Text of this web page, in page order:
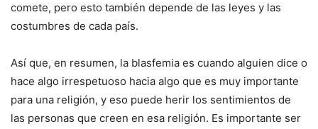
comete, pero esto también depende de las leyes y las
costumbres de cada país.
Así que, en resumen, la blasfemia es cuando alguien dice o
hace algo irrespetuoso hacia algo que es muy importante
para una religión, y eso puede herir los sentimientos de
las personas que creen en esa religión. Es importante ser